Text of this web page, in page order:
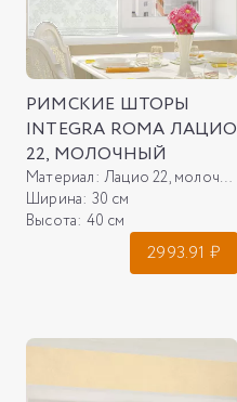
РИМСКИЕ ШТОРЫ
INTEGRA ROMA ЛАЦИО
22, МОЛОЧНЫЙ
Материал: Лацио 22, молочный
Ширина: 30 см
Высота: 40 см
2993.91 ₽